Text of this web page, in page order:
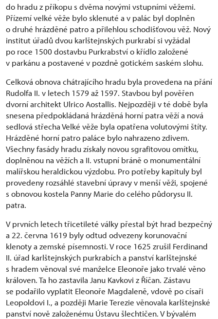
do hradu z příkopu s dvěma novými vstupními věžemi.
Přízemí velké věže bylo sklenuté a v palác byl doplněn
o druhé hrázděné patro a přilehlou schodišťovou věž. Nový
institut úřadů dvou karlštejnských purkrabí si vyžádal
po roce 1500 dostavbu Purkrabství o křídlo založené
v parkánu a postavené v pozdně gotickém saském slohu.
Celková obnova chátrajícího hradu byla provedena na přání
Rudolfa II. v letech 1579 až 1597. Stavbou byl pověřen
dvorní architekt Ulrico Aostallis. Nejpozději v té době byla
snesena předpokládaná hrázděná horní patra věží a nová
sedlová střecha Velké věže byla opatřena volutovými štíty.
Hrázděné horní patro paláce bylo nahrazeno zdivem.
Všechny fasády hradu získaly novou sgrafitovou omítku,
doplněnou na věžích a II. vstupní bráně o monumentální
malířskou heraldickou výzdobu. Pro potřeby kapituly byl
provedeny rozsáhlé stavební úpravy v menší věži, spojené
s obnovou kostela Panny Marie do celého půdorysu II.
patra.
V prvních letech třicetileté války přestal být hrad bezpečný
a 22. června 1619 byly odtud odvezeny korunovační
klenoty a zemské písemnosti. V roce 1625 zrušil Ferdinand
II. úřad karlštejnských purkrabích a panství karlštejnské
s hradem věnoval své manželce Eleonoře jako trvalé věno
královen. Ta ho zastavila Janu Kavkovi z Říčan. Zástavu
se podařilo vyplatit Eleonoře Magdaleně, vdově po císaři
Leopoldovi I., a později Marie Terezie věnovala karlštejnské
panství nově založenému Ústavu šlechtičen. V bývalém